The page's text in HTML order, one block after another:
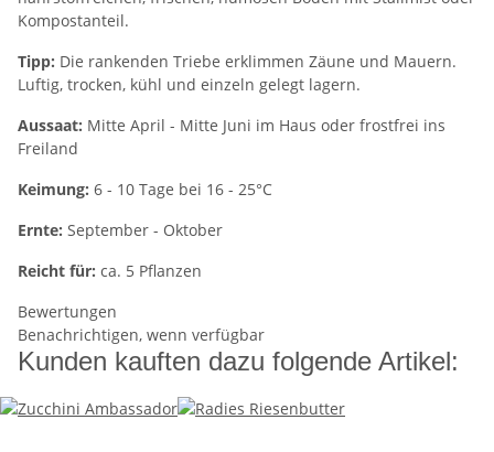
Kompostanteil.
Tipp: Die rankenden Triebe erklimmen Zäune und Mauern.
Luftig, trocken, kühl und einzeln gelegt lagern.
Aussaat: Mitte April - Mitte Juni im Haus oder frostfrei ins
Freiland
Keimung: 6 - 10 Tage bei 16 - 25°C
Ernte: September - Oktober
Reicht für: ca. 5 Pflanzen
Bewertungen
Benachrichtigen, wenn verfügbar
Kunden kauften dazu folgende Artikel: